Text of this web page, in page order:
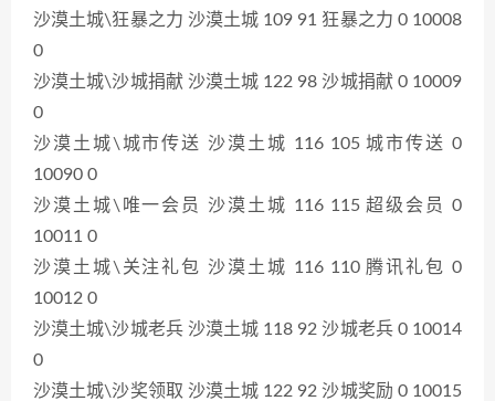
沙漠土城\狂暴之力 沙漠土城 109 91 狂暴之力 0 10008
0
沙漠土城\沙城捐献 沙漠土城 122 98 沙城捐献 0 10009
0
沙漠土城\城市传送 沙漠土城 116 105 城市传送 0
10090 0
沙漠土城\唯一会员 沙漠土城 116 115 超级会员 0
10011 0
沙漠土城\关注礼包 沙漠土城 116 110 腾讯礼包 0
10012 0
沙漠土城\沙城老兵 沙漠土城 118 92 沙城老兵 0 10014
0
沙漠土城\沙奖领取 沙漠土城 122 92 沙城奖励 0 10015